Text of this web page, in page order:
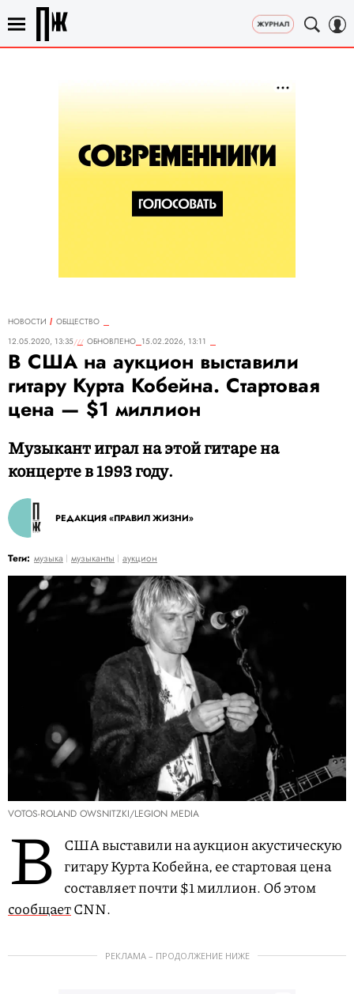
НОВОСТИ
ОБЩЕСТВО
12.05.2020, 13:35
ОБНОВЛЕНО 15.02.2026, 13:11
В США на аукцион выставили
гитару Курта Кобейна. Стартовая
цена — $1 миллион
Музыкант играл на этой гитаре на
концерте в 1993 году.
РЕДАКЦИЯ «ПРАВИЛ ЖИЗНИ»
Теги: музыка музыканты аукцион
VOTOS-ROLAND OWSNITZKI/LEGION MEDIA
В
США выставили на аукцион акустическую
гитару Курта Кобейна, ее стартовая цена
составляет почти $1 миллион. Об этом
сообщаетCNN.
РЕКЛАМА – ПРОДОЛЖЕНИЕ НИЖЕ